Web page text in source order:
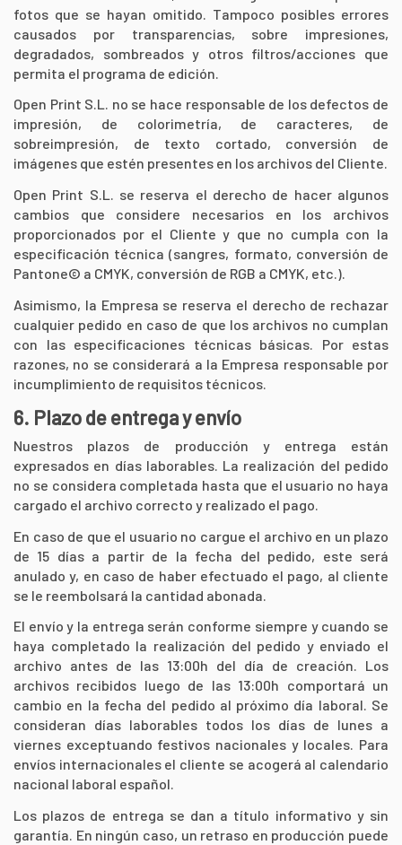
fotos que se hayan omitido. Tampoco posibles errores
causados por transparencias, sobre impresiones,
degradados, sombreados y otros filtros/acciones que
permita el programa de edición.
Open Print S.L. no se hace responsable de los defectos de
impresión, de colorimetría, de caracteres, de
sobreimpresión, de texto cortado, conversión de
imágenes que estén presentes en los archivos del Cliente.
Open Print S.L. se reserva el derecho de hacer algunos
cambios que considere necesarios en los archivos
proporcionados por el Cliente y que no cumpla con la
especificación técnica (sangres, formato, conversión de
Pantone© a CMYK, conversión de RGB a CMYK, etc.).
Asimismo, la Empresa se reserva el derecho de rechazar
cualquier pedido en caso de que los archivos no cumplan
con las especificaciones técnicas básicas. Por estas
razones, no se considerará a la Empresa responsable por
incumplimiento de requisitos técnicos.
6. Plazo de entrega y envío
Nuestros plazos de producción y entrega están
expresados en días laborables. La realización del pedido
no se considera completada hasta que el usuario no haya
cargado el archivo correcto y realizado el pago.
En caso de que el usuario no cargue el archivo en un plazo
de 15 días a partir de la fecha del pedido, este será
anulado y, en caso de haber efectuado el pago, al cliente
se le reembolsará la cantidad abonada.
El envío y la entrega serán conforme siempre y cuando se
haya completado la realización del pedido y enviado el
archivo antes de las 13:00h del día de creación. Los
archivos recibidos luego de las 13:00h comportará un
cambio en la fecha del pedido al próximo día laboral. Se
consideran días laborables todos los días de lunes a
viernes exceptuando festivos nacionales y locales. Para
envíos internacionales el cliente se acogerá al calendario
nacional laboral español.
Los plazos de entrega se dan a título informativo y sin
garantía. En ningún caso, un retraso en producción puede